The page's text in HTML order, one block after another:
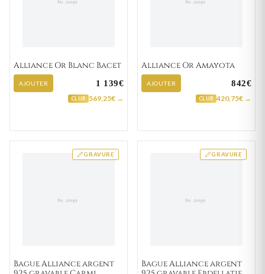
Alliance Or Blanc Bacet
AJOUTER 1 139€
CLUB 569,25€ →
Alliance Or Amayota
AJOUTER 842€
CLUB 420,75€ →
GRAVURE
Bague Alliance argent
GRAVURE
Bague Alliance argent